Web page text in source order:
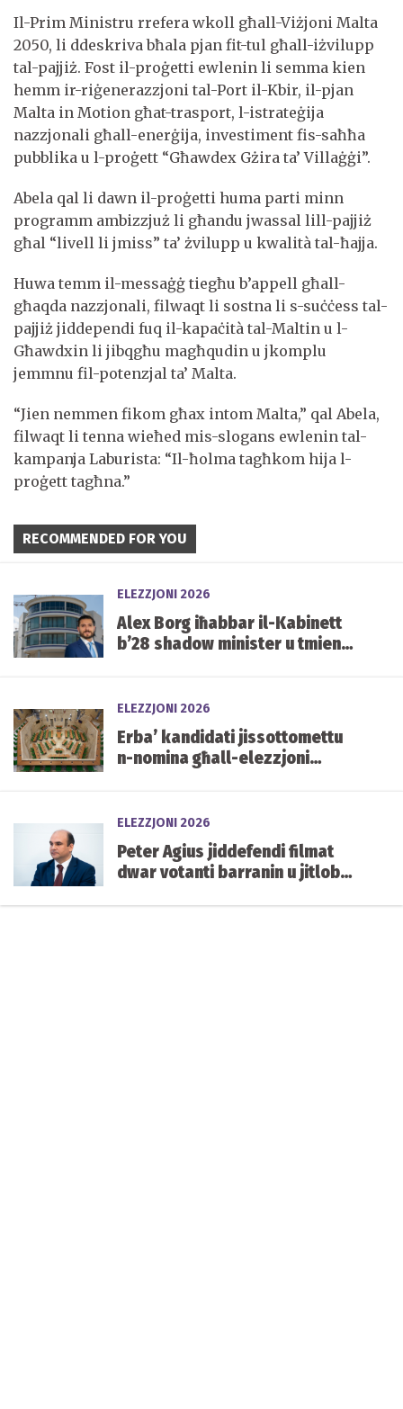
Il-Prim Ministru rrefera wkoll għall-Viżjoni Malta
2050, li ddeskriva bħala pjan fit-tul għall-iżvilupp
tal-pajjiż. Fost il-proġetti ewlenin li semma kien
hemm ir-riġenerazzjoni tal-Port il-Kbir, il-pjan
Malta in Motion għat-trasport, l-istrateġija
nazzjonali għall-enerġija, investiment fis-saħħa
pubblika u l-proġett “Għawdex Gżira ta’ Villaġġi”.
Abela qal li dawn il-proġetti huma parti minn
programm ambizzjuż li għandu jwassal lill-pajjiż
għal “livell li jmiss” ta’ żvilupp u kwalità tal-ħajja.
Huwa temm il-messaġġ tiegħu b’appell għall-
għaqda nazzjonali, filwaqt li sostna li s-suċċess tal-
pajjiż jiddependi fuq il-kapaċità tal-Maltin u l-
Għawdxin li jibqgħu magħqudin u jkomplu
jemmnu fil-potenzjal ta’ Malta.
“Jien nemmen fikom għax intom Malta,” qal Abela,
filwaqt li tenna wieħed mis-slogans ewlenin tal-
kampanja Laburista: “Il-ħolma tagħkom hija l-
proġett tagħna.”
RECOMMENDED FOR YOU
ELEZZJONI 2026
Alex Borg iħabbar il-Kabinett
b’28 shadow minister u tmien
ELEZZJONI 2026
Erba’ kandidati jissottomettu
n-nomina għall-elezzjoni
ELEZZJONI 2026
Peter Agius jiddefendi filmat
dwar votanti barranin u jitlob